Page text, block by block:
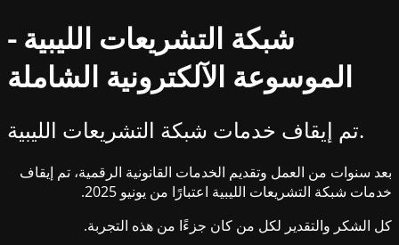
شبكة التشريعات الليبية -
الموسوعة الآلكترونية الشاملة
تم إيقاف خدمات شبكة التشريعات الليبية.
بعد سنوات من العمل وتقديم الخدمات القانونية الرقمية، تم إيقاف
خدمات شبكة التشريعات الليبية اعتبارًا من يونيو 2025.
كل الشكر والتقدير لكل من كان جزءًا من هذه التجربة.